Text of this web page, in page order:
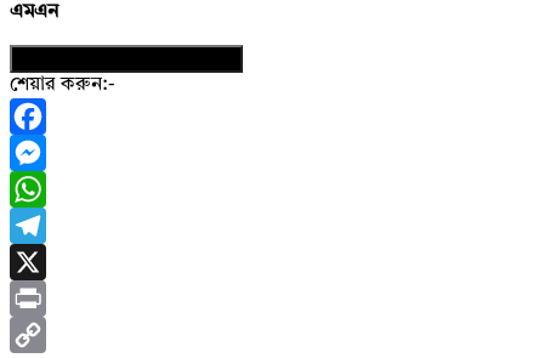
এমএন
শেয়ার করুন:-
Facebook
Messenger
WhatsApp
Telegram
X
Print